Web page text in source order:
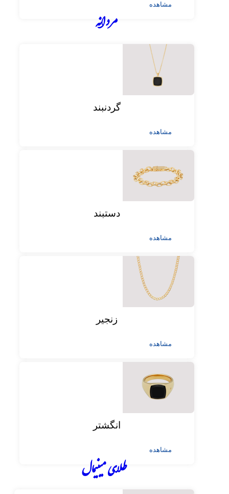
مشاهده
مردانه
گردنبند
مشاهده
دستبند
مشاهده
زنجیر
مشاهده
انگشتر
مشاهده
طلای مینیمال